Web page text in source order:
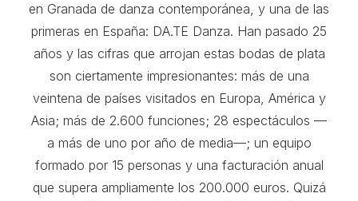
en Granada de danza contemporánea, y una de las
primeras en España: DA.TE Danza. Han pasado 25
años y las cifras que arrojan estas bodas de plata
son ciertamente impresionantes: más de una
veintena de países visitados en Europa, América y
Asia; más de 2.600 funciones; 28 espectáculos —
a más de uno por año de media—; un equipo
formado por 15 personas y una facturación anual
que supera ampliamente los 200.000 euros. Quizá